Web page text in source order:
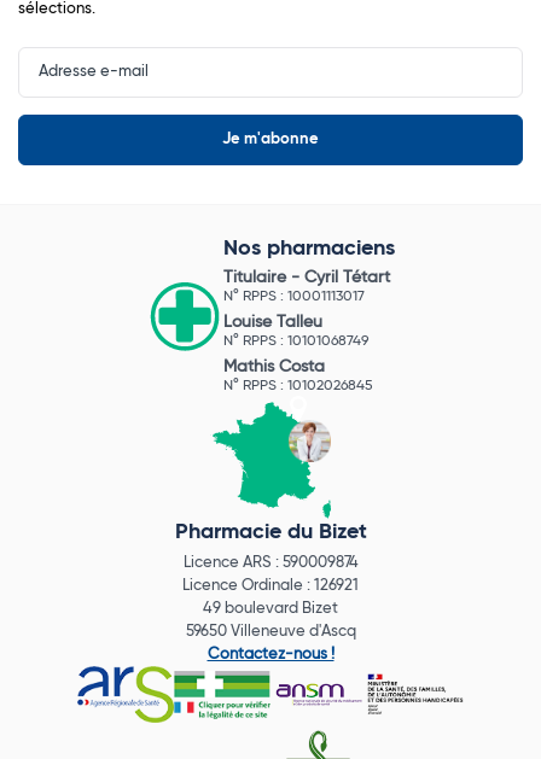
sélections.
Input
Newsletter
Nos pharmaciens
Titulaire - Cyril Tétart
N° RPPS : 10001113017
Louise Talleu
N° RPPS : 10101068749
Mathis Costa
N° RPPS : 10102026845
Pharmacie du Bizet
Licence ARS : 590009874
Licence Ordinale : 126921
49 boulevard Bizet
59650 Villeneuve d'Ascq
Contactez-nous !